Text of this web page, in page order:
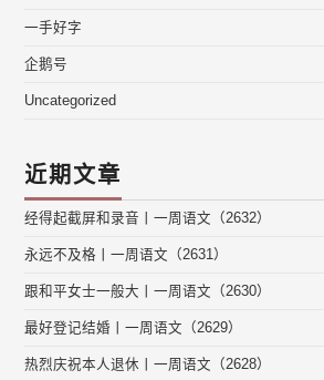
一手好字
企鹅号
Uncategorized
近期文章
经得起截屏和录音丨一周语文（2632）
永远不及格丨一周语文（2631）
跟和平女士一般大丨一周语文（2630）
最好登记结婚丨一周语文（2629）
热烈庆祝本人退休丨一周语文（2628）